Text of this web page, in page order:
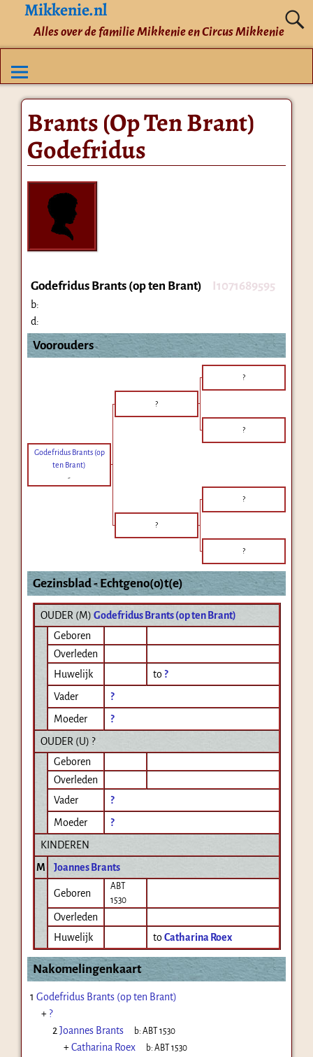
Mikkenie.nl
Alles over de familie Mikkenie en Circus Mikkenie
Brants (Op Ten Brant)
Godefridus
Godefridus Brants (op ten Brant) I1071689595
b:
d:
Voorouders
?
?
?
Godefridus Brants (op
ten Brant)
-
?
?
?
Gezinsblad - Echtgeno(o)t(e)
OUDER (M) Godefridus Brants (op ten Brant)
Geboren
Overleden
Huwelijk
to ?
Vader
?
Moeder
?
OUDER (U) ?
Geboren
Overleden
Vader
?
Moeder
?
KINDEREN
M
Joannes Brants
Geboren
ABT
1530
Overleden
Huwelijk
toCatharina Roex
Nakomelingenkaart
1 Godefridus Brants (op ten Brant)
+ ?
2 Joannes Brants b:ABT 1530
+Catharina Roex b:ABT 1530